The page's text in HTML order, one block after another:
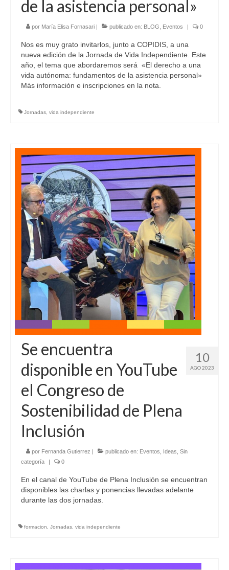
de la asistencia personal»
por María Elisa Fornasari | publicado en: BLOG Eventos | 0
Nos es muy grato invitarlos, junto a COPIDIS, a una
nueva edición de la Jornada de Vida Independiente. Este
año, el tema que abordaremos será «El derecho a una
vida autónoma: fundamentos de la asistencia personal»
Más información e inscripciones en la nota.
Jornadas vida independiente
10
AGO 2023
Se encuentra
disponible en YouTube
el Congreso de
Sostenibilidad de Plena
Inclusión
por Fernanda Gutierrez | publicado en: Eventos Ideas Sin
categoría
| 0
En el canal de YouTube de Plena Inclusión se encuentran
disponibles las charlas y ponencias llevadas adelante
durante las dos jornadas.
formacion Jornadas vida independiente